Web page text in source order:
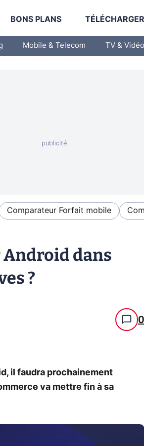
BONS PLANS
Mobile & Telecom TV & Vidéo
Comparateur Forfait mobile
dans
?
0
il faudra prochainement
va mettre fin à sa